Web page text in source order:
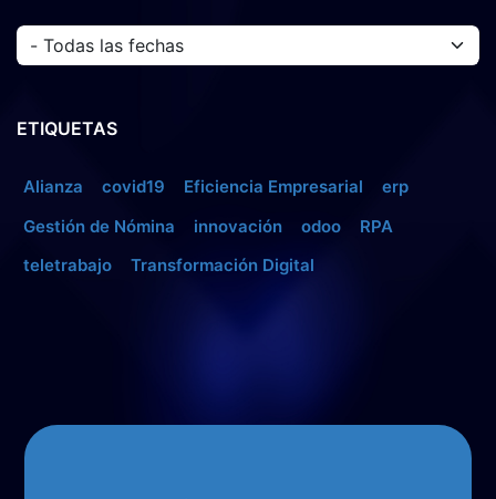
ETIQUETAS
Alianza covid19 Eficiencia Empresarial
erp
Gestión de Nómina
innovación odoo
RPA
teletrabajo
Transformación Digital